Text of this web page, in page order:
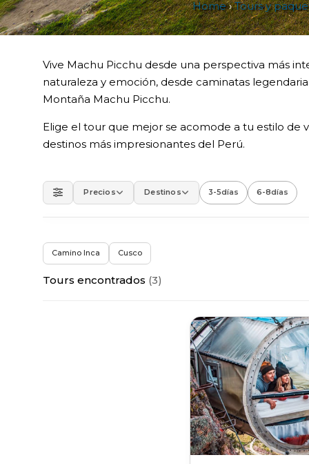
Home›Tours y
Vive Machu Picchu desde una perspectiva más
naturaleza y emoción, desde caminatas
Montaña Machu Picchu.
Elige el tour que mejor se acomode a tu estilo de
destinos más impresionantes del Perú.
Precios Destinos 3-5días 6-8días
Camino Inca Cusco
Tours encontrados (3)